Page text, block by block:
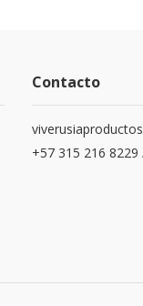
Contacto
+57 315 216